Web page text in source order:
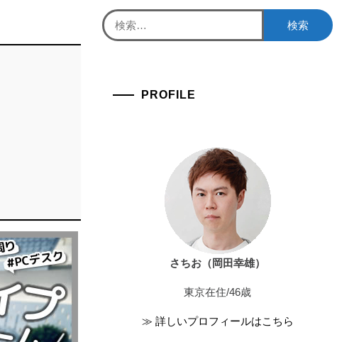
検
索:
PROFILE
さちお（岡田幸雄）
東京在住/46歳
≫ 詳しいプロフィールはこちら